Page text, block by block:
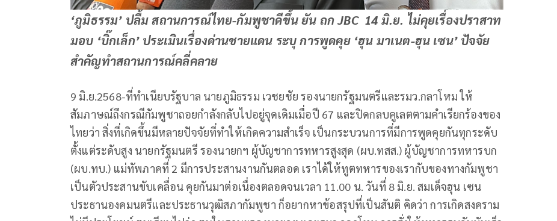
‘ภูมิธรรม’ ปลื้ม สถานการณ์ไทย-กัมพูชาดีขึ้น ยัน ถก JBC 14 มิ.ย. ไม่คุยเรื่องปราสาท
มอบ ‘บิ๊กเล็ก’ ประเมินเรื่องด่านชายแดน ระบุ การพูดคุย ‘ฮุน มาเนต-ฮุน เซน’ ปัจจัย
สำคัญทำสถานการณ์คลี่คลาย
9 มิ.ย.2568-ที่ทำเนียบรัฐบาล นายภูมิธรรม เวชยชัย รองนายกรัฐมนตรีและรมว.กลาโหม ให้
สัมภาษณ์ถึงกรณีกัมพูชาถอยกำลังกลับไปอยู่จุดเดิมเมื่อปี 67 และปิดกลบคูเลตตามคำเรียกร้องของ
ไทยว่า สิ่งที่เกิดขึ้นมีหลายปัจจัยที่ทำให้เกิดความสำเร็จ เป็นกระบวนการที่มีการพูดคุยกันทุกระดับ
ตั้งแต่ระดับสูง นายกรัฐมนตรี รองนายกฯ ผู้บัญชาการทหารสูงสุด (ผบ.ทสส.) ผู้บัญชาการทหารบก
(ผบ.ทบ.) แม่ทัพภาคที่ 2 มีการประสานงานกันตลอด เราได้ให้ทูตทหารของเรากับของทางกัมพูชา
เป็นตัวประสานขับเคลื่อน คุยกันมาต่อเนื่องตลอดจนเวลา 11.00 น. วันที่ 8 มิ.ย. สมเด็จฮุน เซน
ประธานองคมนตรีและประธานวุฒิสภากัมพูชา ก็อยากหาข้อสรุปที่เป็นสันติ คิดว่า การเกิดสงคราม